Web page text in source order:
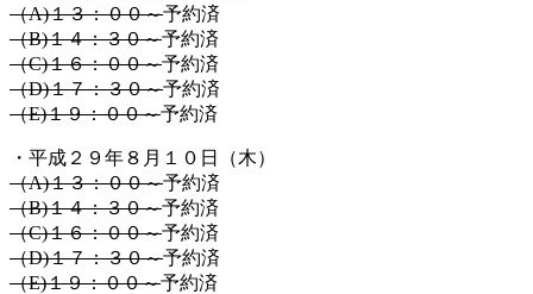
（A)１３：００～予約済
（B)１４：３０～予約済
（C)１６：００～予約済
（D)１７：３０～予約済
（E)１９：００～予約済
・平成２９年８月１０日（木）
（A)１３：００～予約済
（B)１４：３０～予約済
（C)１６：００～予約済
（D)１７：３０～予約済
（E)１９：００～予約済